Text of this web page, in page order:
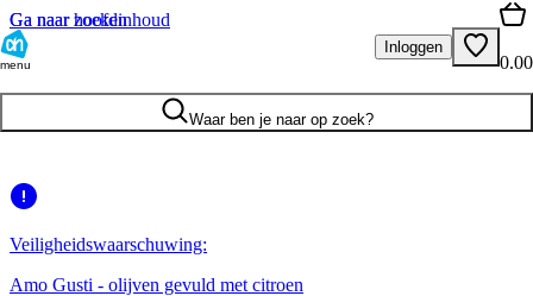
Ga naar hoofdinhoud
Ga naar zoeken
menu
Inloggen
0.00
Waar ben je naar op zoek?
Veiligheidswaarschuwing:
Amo Gusti - olijven gevuld met citroen